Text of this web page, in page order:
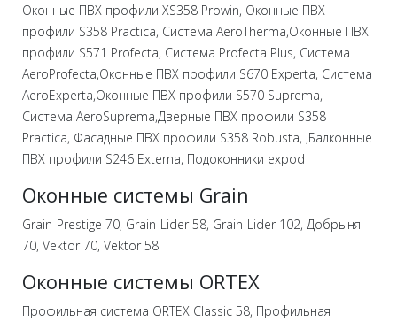
Оконные ПВХ профили XS358 Prowin, Оконные ПВХ
профили S358 Practica, Система AeroTherma,Оконные ПВХ
профили S571 Profecta, Система Profecta Plus, Система
AeroProfecta,Оконные ПВХ профили S670 Experta, Система
AeroExperta,Оконные ПВХ профили S570 Suprema,
Система AeroSuprema,Дверные ПВХ профили S358
Practica, Фасадные ПВХ профили S358 Robusta, ,Балконные
ПВХ профили S246 Externa, Подоконники expod
Оконные системы Grain
Grain-Prestige 70, Grain-Lider 58, Grain-Lider 102, Добрыня
70, Vektor 70, Vektor 58
Оконные системы ORTEX
Профильная система ORTEX Classic 58, Профильная